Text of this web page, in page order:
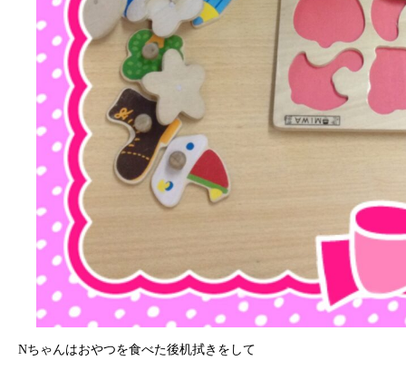
Nちゃんはおやつを食べた後机拭きをして